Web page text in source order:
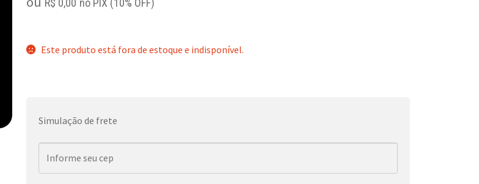
R$ 0,00 no PIX (10% OFF)
Este produto está fora de estoque e indisponível.
Simulação de frete